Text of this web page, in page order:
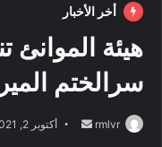
أخر الأخبار
هيئة الموانئ
سرالختم
rmlvr
أرسل أكتوبر 2, 2021